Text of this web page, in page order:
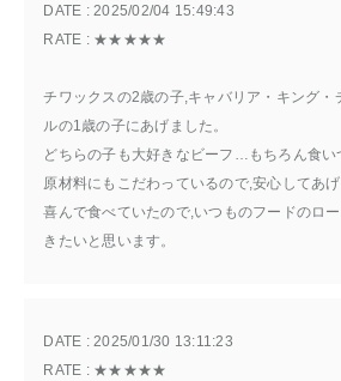
DATE : 2025/02/04 15:49:43
RATE : ★★★★★
チワックスの2歳の子,キャバリア・キング・
ルの1歳の子にあげました。
どちらの子も大好きなビーフ…もちろん食い
原材料にもこだわっているので,安心してあげ
喜んで食べていたので,いつものフードのロ
きたいと思います。
DATE : 2025/01/30 13:11:23
RATE : ★★★★★